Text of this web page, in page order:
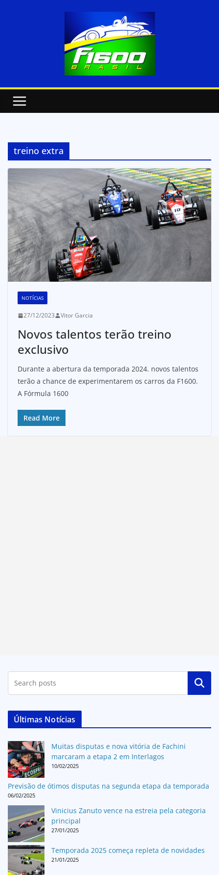
treino extra
NOTÍCIAS
27/12/2023 Vitor Garcia
Novos talentos terão treino
exclusivo
Durante a abertura da temporada 2024. novos talentos
terão a chance de experimentarem os carros da F1600.
A Fórmula 1600
Read More
Pesquisar
Últimas Notícias
Muitas disputas e nova vitória de Fachini
marcaram a etapa 2 em Interlagos
10/02/2025
Previsão de ótimos disputas na segunda etapa da temporada
06/02/2025
Vinicius Zanuto vence na estreia pela categoria
principal
27/01/2025
Temporada 2025 começa repleta de novidades
21/01/2025